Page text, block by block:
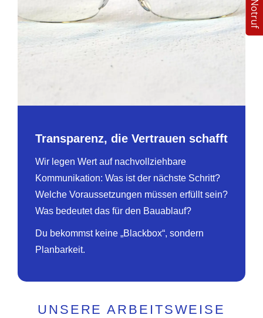
Transparenz, die Vertrauen schafft
Wir legen Wert auf nachvollziehbare
Kommunikation: Was ist der nächste Schritt?
Welche Voraussetzungen müssen erfüllt sein?
Was bedeutet das für den Bauablauf?
Du bekommst keine „Blackbox“, sondern
Planbarkeit.
UNSERE ARBEITSWEISE